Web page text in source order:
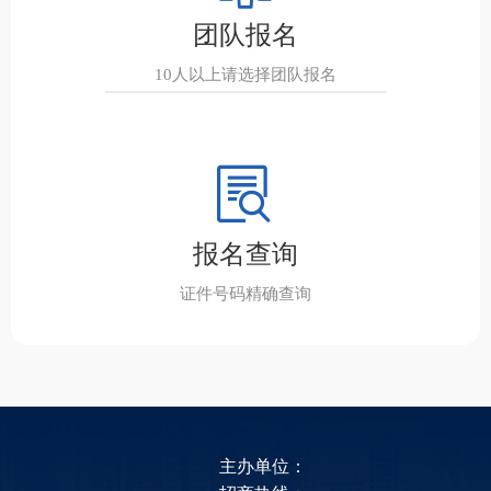
团队报名
10人以上请选择团队报名
报名查询
证件号码精确查询
主办单位：